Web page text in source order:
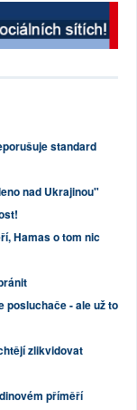
standard
nad Ukrajinou"
Hamas o tom nic
posluchače - ale už to
zlikvidovat
příměří